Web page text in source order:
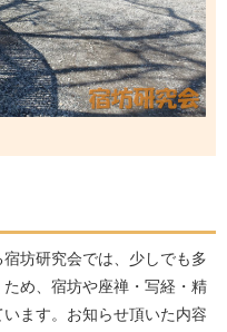
宿坊研究会では、少しでも多
め、宿坊や座禅・写経・精
ます。お知らせ頂いた内容